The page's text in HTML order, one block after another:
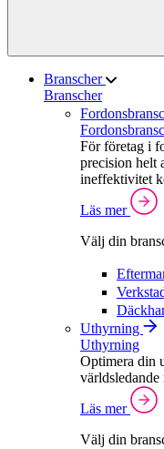
Branscher
Branscher
För företag i
precision helt
ineffektivitet
Läs mer
Välj din
Uthyrning
Uthyrning
Optimera din
Läs mer
Välj din